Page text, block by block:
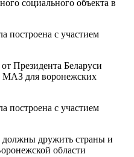
социального объекта в
Президента Беларуси
МАЗ для воронежских
дружить страны и
области